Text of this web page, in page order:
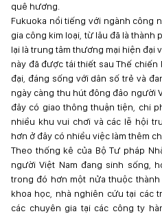
quê hương.
Fukuoka nổi tiếng với ngành công
gia công kim loại, từ lâu đã là thành
lại là trung tâm thương mại hiện đại
này đã được tái thiết sau Thế chiến
đại, đáng sống với dân số trẻ và
ngày càng thu hút đông đảo người
đây có giao thông thuận tiện, chi
nhiều khu vui chơi và các lễ hội
hơn ở đây có nhiều việc làm thêm
Theo thống kê của Bộ Tư pháp
người Việt Nam đang sinh sống,
trong đó hơn một nửa thuộc
khoa học, nhà nghiên cứu tại các
các chuyên gia tại các công ty